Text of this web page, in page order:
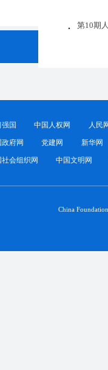
第10期
国 中国人权网 人民
府网 党建网 新华网
社会组织网 中国文明网
China